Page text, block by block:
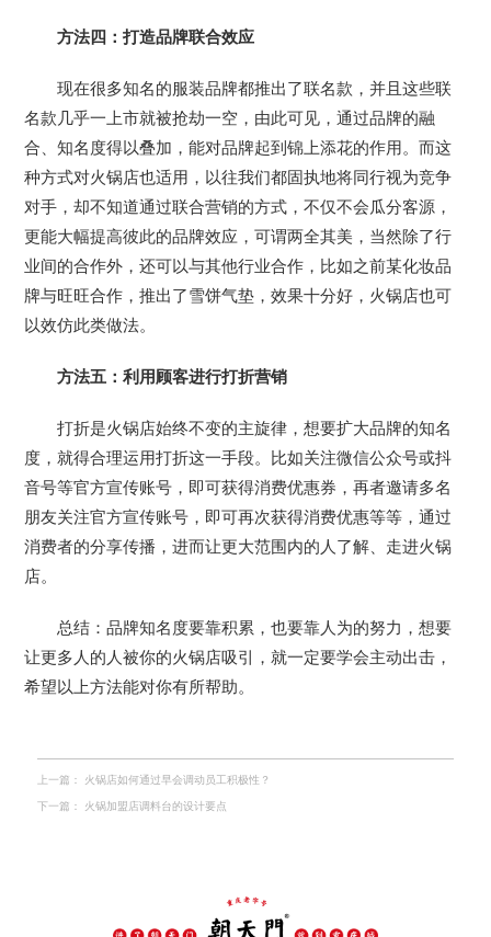
方法四：打造品牌联合效应
现在很多知名的服装品牌都推出了联名款，并且这些联
名款几乎一上市就被抢劫一空，由此可见，通过品牌的融
合、知名度得以叠加，能对品牌起到锦上添花的作用。而这
种方式对火锅店也适用，以往我们都固执地将同行视为竞争
对手，却不知道通过联合营销的方式，不仅不会瓜分客源，
更能大幅提高彼此的品牌效应，可谓两全其美，当然除了行
业间的合作外，还可以与其他行业合作，比如之前某化妆品
牌与旺旺合作，推出了雪饼气垫，效果十分好，火锅店也可
以效仿此类做法。
方法五：利用顾客进行打折营销
打折是火锅店始终不变的主旋律，想要扩大品牌的知名
度，就得合理运用打折这一手段。比如关注微信公众号或抖
音号等官方宣传账号，即可获得消费优惠券，再者邀请多名
朋友关注官方宣传账号，即可再次获得消费优惠等等，通过
消费者的分享传播，进而让更大范围内的人了解、走进火锅
店。
总结：品牌知名度要靠积累，也要靠人为的努力，想要
让更多人的人被你的火锅店吸引，就一定要学会主动出击，
希望以上方法能对你有所帮助。
上一篇： 火锅店如何通过早会调动员工积极性？
下一篇： 火锅加盟店调料台的设计要点